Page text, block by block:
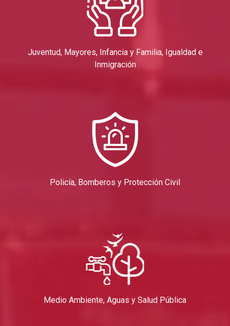
Juventud, Mayores, Infancia y Familia, Igualdad e
Inmigración
Policía, Bomberos y Protección Civil
Medio Ambiente, Aguas y Salud Pública